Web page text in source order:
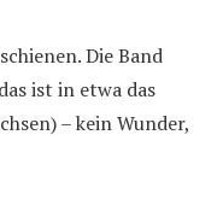
Die Band
ist in etwa das
– kein Wunder,